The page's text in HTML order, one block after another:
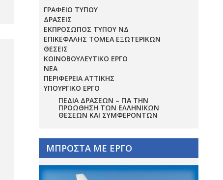
ΓΡΑΦΕΙΟ ΤΥΠΟΥ
ΔΡΑΣΕΙΣ
ΕΚΠΡΟΣΩΠΟΣ ΤΥΠΟΥ ΝΔ
ΕΠΙΚΕΦΑΛΗΣ ΤΟΜΕΑ ΕΞΩΤΕΡΙΚΩΝ
ΘΕΣΕΙΣ
ΚΟΙΝΟΒΟΥΛΕΥΤΙΚΟ ΕΡΓΟ
ΝΕΑ
ΠΕΡΙΦΕΡΕΙΑ ΑΤΤΙΚΗΣ
ΥΠΟΥΡΓΙΚΟ ΕΡΓΟ
ΠΕΔΊΑ ΔΡΆΣΕΩΝ – ΓΙΑ ΤΗΝ
ΠΡΟΏΘΗΣΗ ΤΩΝ ΕΛΛΗΝΙΚΏΝ
ΘΈΣΕΩΝ ΚΑΙ ΣΥΜΦΕΡΌΝΤΩΝ
ΜΠΡΟΣΤΑ ΜΕ ΕΡΓΟ